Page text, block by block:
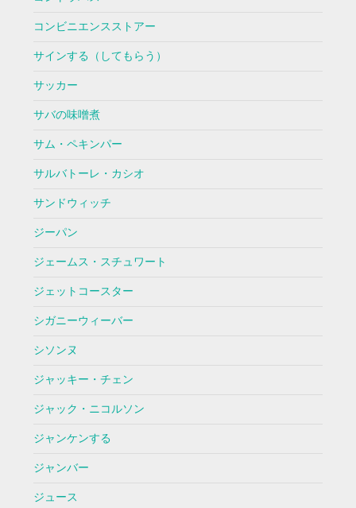
コンビニエンスストアー
サインする（してもらう）
サッカー
サバの味噌煮
サム・ペキンパー
サルバトーレ・カシオ
サンドウィッチ
ジーパン
ジェームス・スチュワート
ジェットコースター
シガニーウィーバー
シソンヌ
ジャッキー・チェン
ジャック・ニコルソン
ジャンケンする
ジャンバー
ジュース